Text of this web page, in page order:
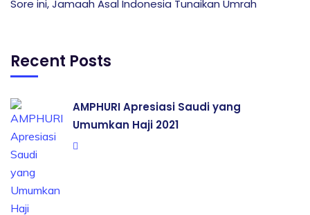
Sore ini, Jamaah Asal Indonesia Tunaikan Umrah
Recent Posts
AMPHURI Apresiasi Saudi yang
Umumkan Haji 2021